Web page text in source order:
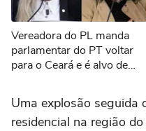
Vereadora do PL manda
parlamentar do PT voltar
para o Ceará e é alvo de
'Nasceu lá, mas vem
o saco aqui'
Uma explosão seguida
residencial na região